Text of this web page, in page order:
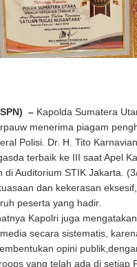
– Kapolda Sumatera
menerima piagam
Polisi. Dr. H. Tito
terbaik ke III saat Apel
di Auditorium STIK Jakarta.
dan kekerasan
peserta yang hadir.
Kapolri juga
secara sistematis,
opini
yang telah ada di setiap